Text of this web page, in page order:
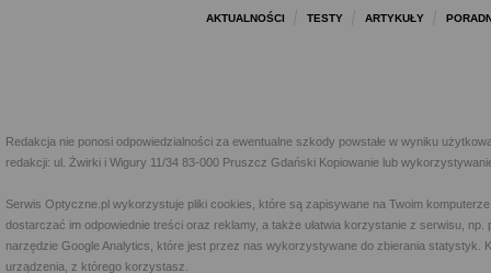
AKTUALNOŚCI TESTY ARTYKUŁY
Redakcja nie ponosi odpowiedzialności za ewentualne szkody powstałe w wyniku
redakcji: ul. Żwirki i Wigury 11/34 83-000 Pruszcz Gdański Kopiowanie lub
Serwis Optyczne.pl wykorzystuje pliki cookies, które są zapisywane na Twoim
dostarczać im odpowiednie treści oraz reklamy, a także ułatwia korzystanie z serwisu,
narzędzie Google Analytics, które jest przez nas wykorzystywane do zbierania statystyk.
urządzenia, z którego korzystasz.